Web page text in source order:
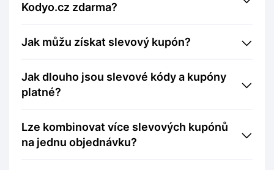
Kodyo.cz zdarma?
Jak můžu získat slevový kupón?
Jak dlouho jsou slevové kódy a kupóny
platné?
Lze kombinovat více slevových kupónů
na jednu objednávku?